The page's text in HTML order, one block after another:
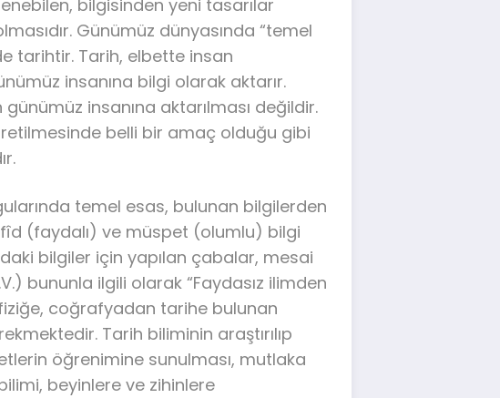
bilgisinden yeni tasarılar
Günümüz dünyasında “temel
tarihtir. Tarih, elbette insan
insanına bilgi olarak aktarır.
insanına aktarılması değildir.
belli bir amaç olduğu gibi
temel esas, bulunan bilgilerden
(faydalı) ve müspet (olumlu) bilgi
bilgiler için yapılan çabalar, mesai
bununla ilgili olarak “Faydasız ilimden
fiziğe, coğrafyadan tarihe bulunan
Tarih biliminin araştırılıp
öğrenimine sunulması, mutlaka
beyinlere ve zihinlere